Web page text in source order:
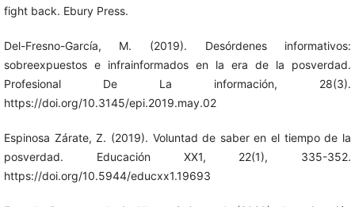
fight back. Ebury Press.
Del-Fresno-García, M. (2019). Desórdenes informativos:
sobreexpuestos e infrainformados en la era de la posverdad.
Profesional De La información, 28(3).
https://doi.org/10.3145/epi.2019.may.02
Espinosa Zárate, Z. (2019). Voluntad de saber en el tiempo de la
posverdad. Educación XX1, 22(1), 335-352.
https://doi.org/10.5944/educxx1.19693